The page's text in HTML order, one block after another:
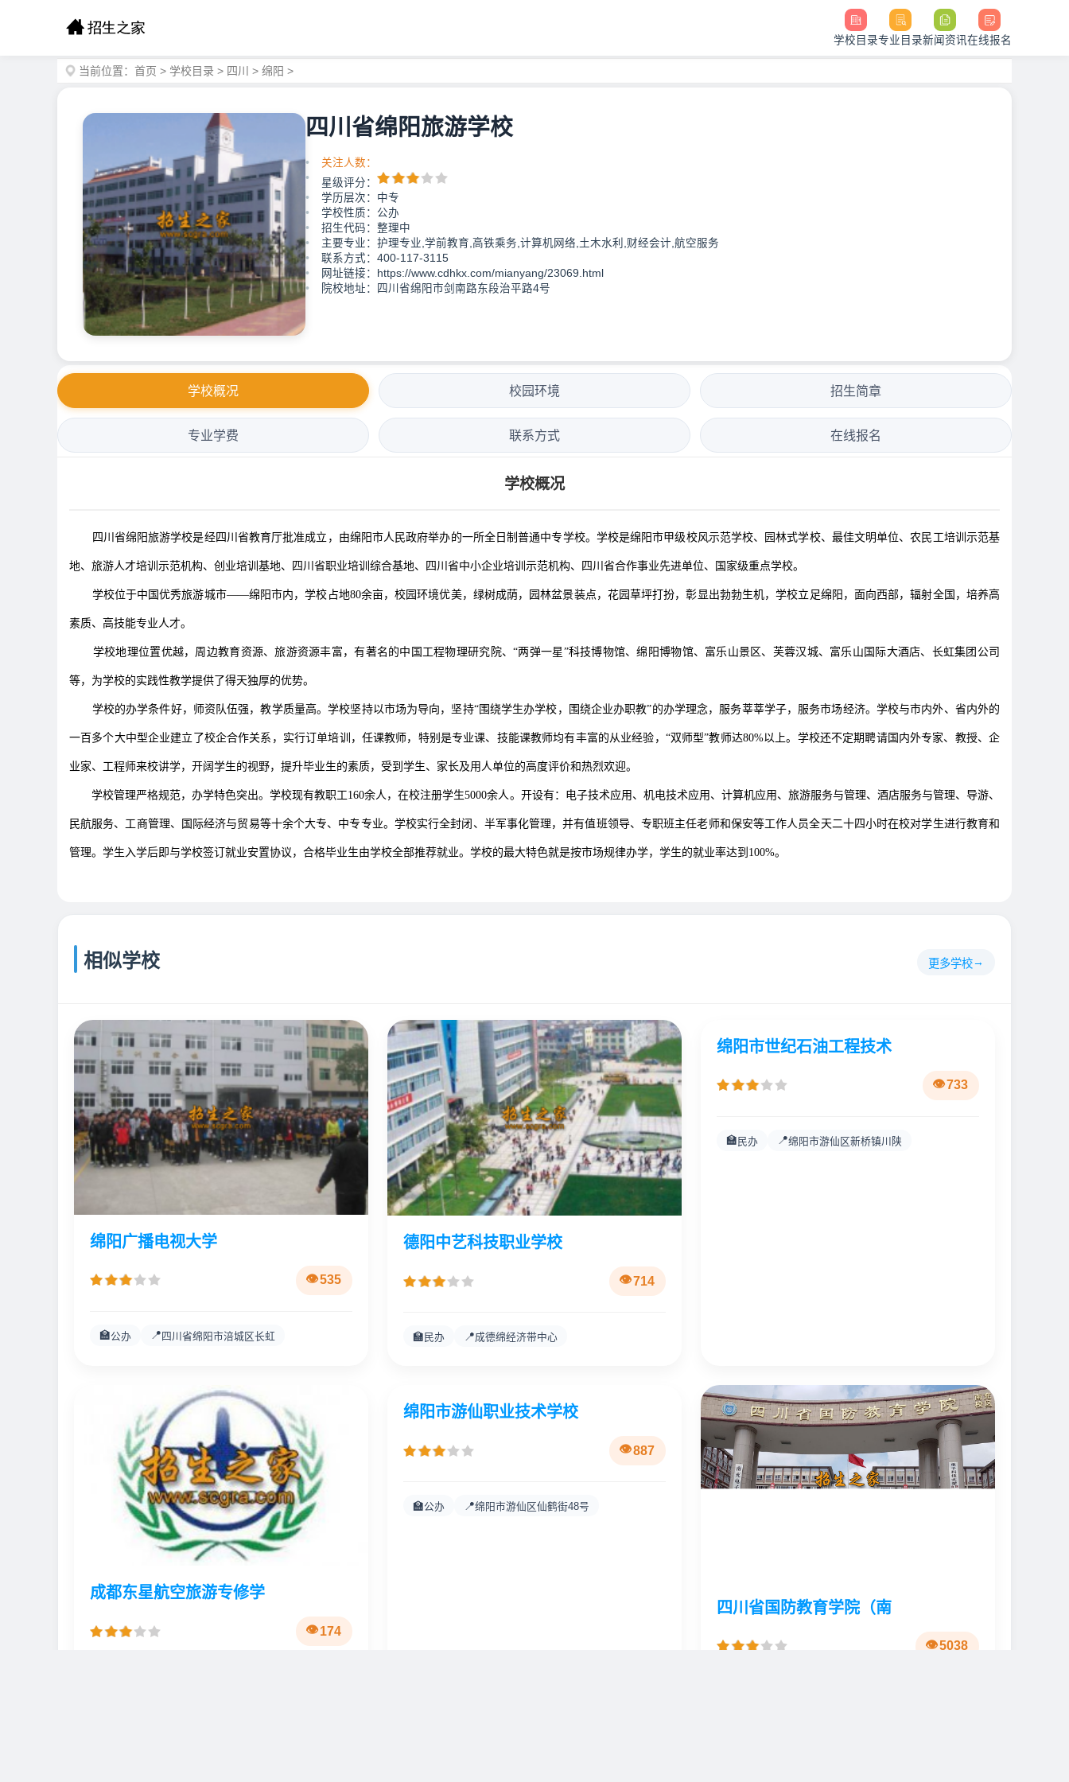
学校目录专业目录新闻资讯在线报名
当前位置： 首页 > 学校目录 > 四川 > 绵阳 >
四川省绵阳旅游学校
关注人数：
星级评分：
学历层次：中专
学校性质：公办
招生代码：整理中
主要专业：护理专业,学前教育,高铁乘务,计算机网络,土木水利,财经会计,航空服务
联系方式：400-117-3115
网址链接：https://www.cdhkx.com/mianyang/23069.html
院校地址：四川省绵阳市剑南路东段治平路4号
学校概况 校园环境 招生简章
专业学费 联系方式 在线报名
学校概况
四川省绵阳旅游学校是经四川省教育厅批准成立，由绵阳市人民政府举办的一所全日制普通中专学校。学校是绵阳市甲级校风示范学校、园林式学校、最佳文明单位、农民工培训示范基
地、旅游人才培训示范机构、创业培训基地、四川省职业培训综合基地、四川省中小企业培训示范机构、四川省合作事业先进单位、国家级重点学校。
学校位于中国优秀旅游城市——绵阳市内，学校占地80余亩，校园环境优美，绿树成荫，园林盆景装点，花园草坪打扮，彰显出勃勃生机，学校立足绵阳，面向西部，辐射全国，培养高
素质、高技能专业人才。
学校地理位置优越，周边教育资源、旅游资源丰富，有著名的中国工程物理研究院、“两弹一星”科技博物馆、绵阳博物馆、富乐山景区、芙蓉汉城、富乐山国际大酒店、长虹集团公司
等，为学校的实践性教学提供了得天独厚的优势。
学校的办学条件好，师资队伍强，教学质量高。学校坚持以市场为导向，坚持“围绕学生办学校，围绕企业办职教”的办学理念，服务莘莘学子，服务市场经济。学校与市内外、省内外的
一百多个大中型企业建立了校企合作关系，实行订单培训，任课教师，特别是专业课、技能课教师均有丰富的从业经验，“双师型”教师达80%以上。学校还不定期聘请国内外专家、教授、企
业家、工程师来校讲学，开阔学生的视野，提升毕业生的素质，受到学生、家长及用人单位的高度评价和热烈欢迎。
学校管理严格规范，办学特色突出。学校现有教职工160余人，在校注册学生5000余人。开设有：电子技术应用、机电技术应用、计算机应用、旅游服务与管理、酒店服务与管理、导游、
民航服务、工商管理、国际经济与贸易等十余个大专、中专专业。学校实行全封闭、半军事化管理，并有值班领导、专职班主任老师和保安等工作人员全天二十四小时在校对学生进行教育和
管理。学生入学后即与学校签订就业安置协议，合格毕业生由学校全部推荐就业。学校的最大特色就是按市场规律办学，学生的就业率达到100%。
相似学校 更多学校
绵阳广播电视大学
535
🏫公办 📍 四川省绵阳市涪城区长虹
德阳中艺科技职业学校
714
🏫 民办 📍成德绵经济带中心
绵阳市世纪石油工程技术
733
🏫 民办 📍绵阳市游仙区新桥镇川陕
成都东星航空旅游专修学
174
绵阳市游仙职业技术学校
887
🏫公办 📍绵阳市游仙区仙鹤街48号
四川省国防教育学院（南
5038